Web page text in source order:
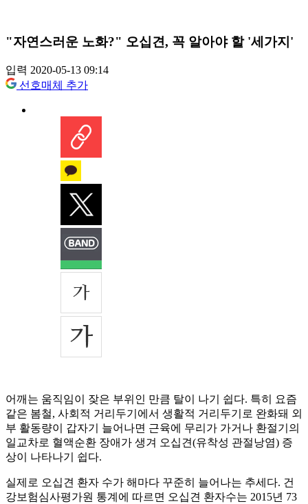
"자연스러운 노화?" 오십견, 꼭 알아야 할 '세가지'
입력 2020-05-13 09:14
선호매체 추가
어깨는 움직임이 잦은 부위인 만큼 탈이 나기 쉽다. 특히 요즘
같은 봄철, 사회적 거리두기에서 생활적 거리두기로 완화돼 외
부 활동량이 갑자기 늘어나면 근육에 무리가 가거나 환절기의
일교차로 혈액순환 장애가 생겨 오십견(유착성 관절낭염) 증
상이 나타나기 쉽다.
실제로 오십견 환자 수가 해마다 꾸준히 늘어나는 추세다. 건
강보험심사평가원 통계에 따르면 오십견 환자수는 2015년 73